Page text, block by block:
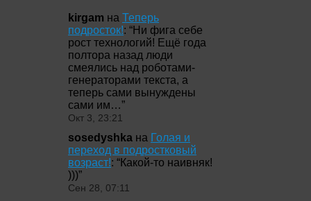
kirgam на Теперь
подросток!: “Ни фига себе
рост технологий! Ещё года
полтора назад люди
смеялись над роботами-
генераторами текста, а
теперь сами вынуждены
сами им…”
Окт 3, 23:21
sosedyshka на Голая и
переход в подростковый
возраст!: “Какой-то наивняк!
)))”
Сен 28, 07:11